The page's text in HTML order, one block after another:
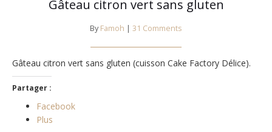
Gâteau citron vert sans gluten
By Famoh | 31 Comments
Gâteau citron vert sans gluten (cuisson Cake Factory Délice).
Partager :
Facebook
Plus